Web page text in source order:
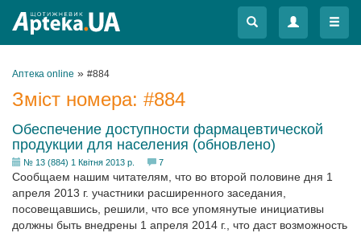
Меню
Меню
Аптека online » #884
Зміст номера: #884
Обеспечение доступности фармацевтической
продукции для населения (обновлено)
№ 13 (884) 1 Квітня 2013 р. 7
Сообщаем нашим читателям, что во второй половине дня 1
апреля 2013 г. участники расширенного заседания,
посовещавшись, решили, что все упомянутые инициативы
должны быть внедрены 1 апреля 2014 г., что даст возможность